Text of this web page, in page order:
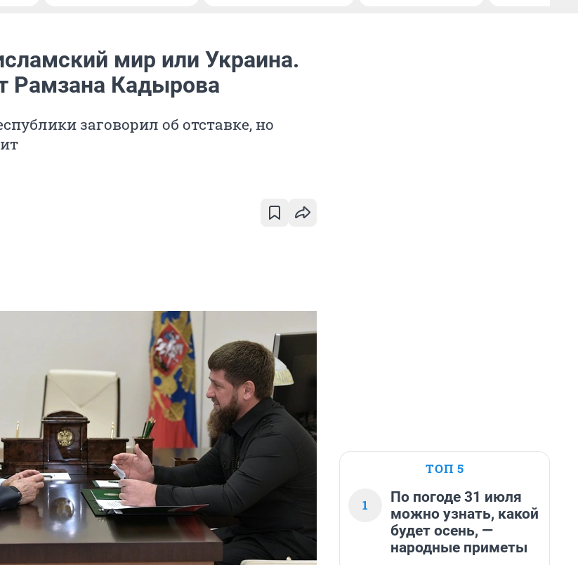
мир или Украина.
Рамзана Кадырова
заговорил об отставке, но
ТОП 5
1
По погоде 31 июля
можно узнать, какой
будет осень, —
народные приметы